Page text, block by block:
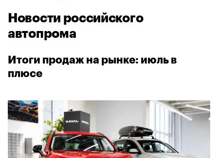
Новости российского
автопрома
Итоги продаж на рынке: июль в
плюсе